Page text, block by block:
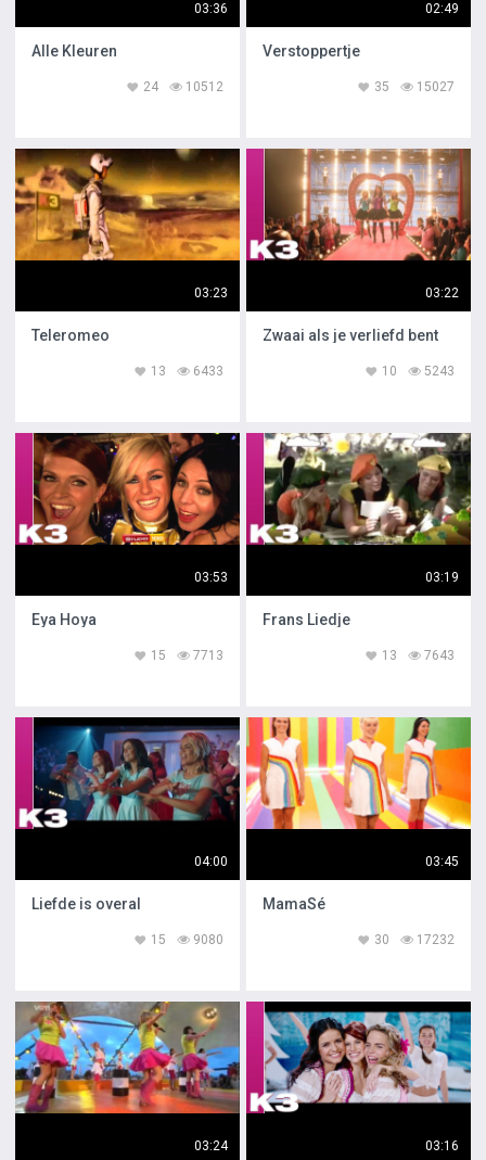
03:36
Alle Kleuren
10512
24
02:49
Verstoppertje
15027
35
03:23
Teleromeo
6433
13
03:22
Zwaai als je verliefd bent
5243
10
03:53
Eya Hoya
7713
15
03:19
Frans Liedje
7643
13
04:00
Liefde is overal
9080
15
03:45
MamaSé
17232
30
03:24 03:16